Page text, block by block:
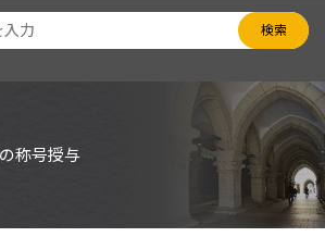
検索
称号授与